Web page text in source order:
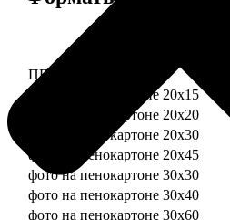
ПЕНОКАРТОН
фото на пенокартоне 20х15
фото на пенокартоне 20х20
фото на пенокартоне 20х30
фото на пенокартоне 20х45
фото на пенокартоне 30х30
фото на пенокартоне 30х40
фото на пенокартоне 30х60